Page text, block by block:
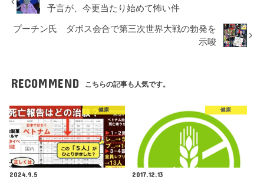
予言が、今更当たり始めて怖い件
プーチン氏 ダボス会合で第三次世界大戦の勃発を
示唆
RECOMMEND こちらの記事も人気です。
健康
2024.9.5
健康
2017.12.13